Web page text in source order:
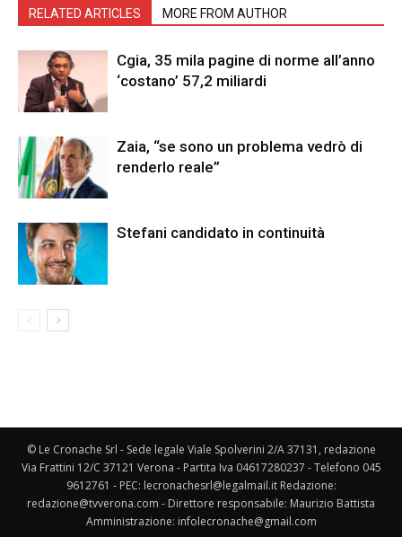
RELATED ARTICLES MORE FROM AUTHOR
Cgia, 35 mila pagine di norme all’anno
‘costano’ 57,2 miliardi
Zaia, “se sono un problema vedrò di
renderlo reale”
Stefani candidato in continuità
© Le Cronache Srl - Sede legale Viale Spolverini 2/A 37131, redazione
Via Frattini 12/C 37121 Verona - Partita Iva 04617280237 - Telefono 045
9612761 - PEC: lecronachesrl@legalmail.it Redazione:
redazione@tvverona.com - Direttore responsabile: Maurizio Battista
Amministrazione: infolecronache@gmail.com